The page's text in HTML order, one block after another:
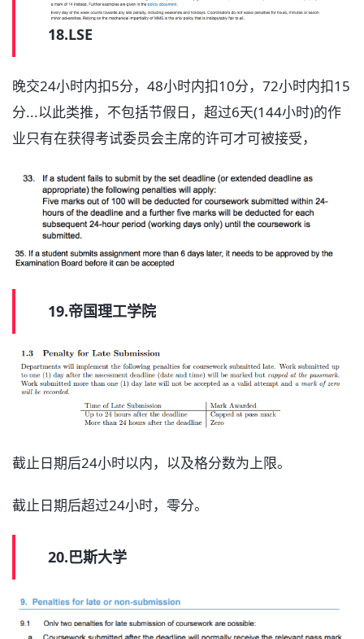
18.LSE
晚交24小时内扣5分，48小时内扣10分，72小时内扣15
分...以此类推，不包括节假日，超过6天(144小时)的作
业只有在获得考试委员会主席的许可才可被接受，
19.帝国理工学院
截止日期后24小时以内，以及格分数为上限。
截止日期后超过24小时，零分。
20.巴斯大学